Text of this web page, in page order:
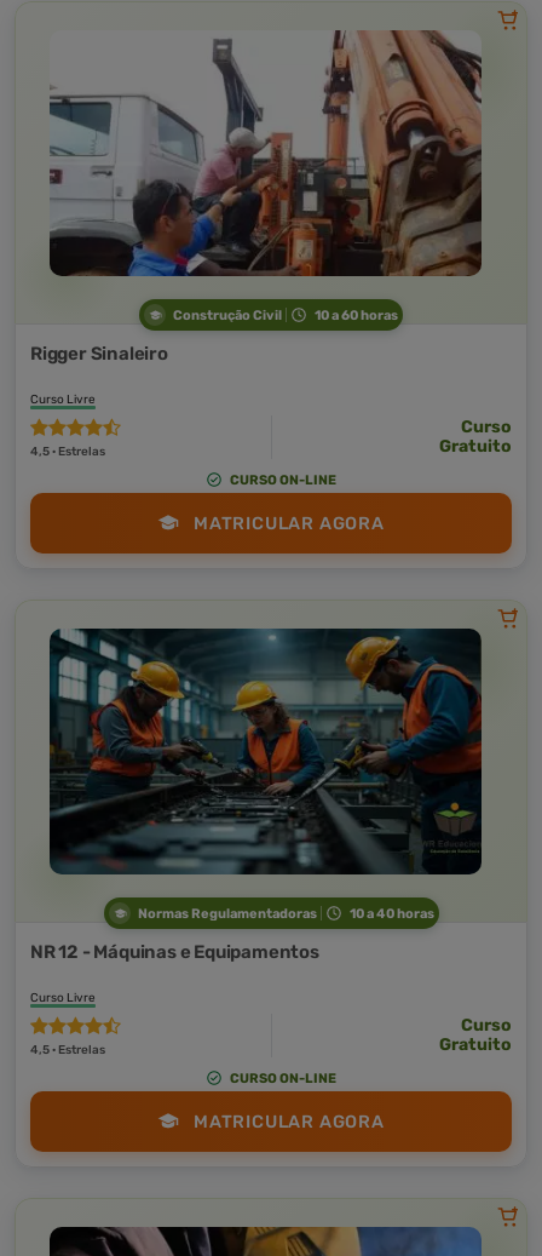
Construção Civil 10 a 60 horas
Rigger Sinaleiro
Curso Livre
4,5 · Estrelas
Curso
Gratuito
CURSO ON-LINE
MATRICULAR AGORA
Normas Regulamentadoras 10 a 40 horas
NR 12 - Máquinas e Equipamentos
Curso Livre
4,5 · Estrelas
Curso
Gratuito
CURSO ON-LINE
MATRICULAR AGORA